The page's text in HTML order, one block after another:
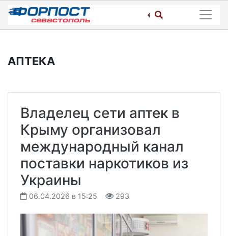
Skip
content
АПТЕКА
Владелец сети аптек в
Крыму организовал
международный канал
поставки наркотиков из
Украины
06.04.2026 в 15:25 293